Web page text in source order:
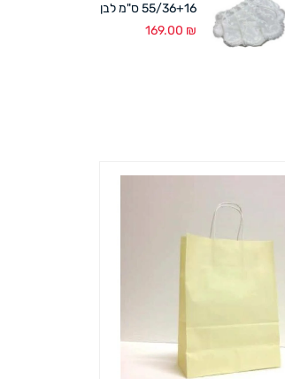
55/36+16 ס"מ לבן
169.00 ₪